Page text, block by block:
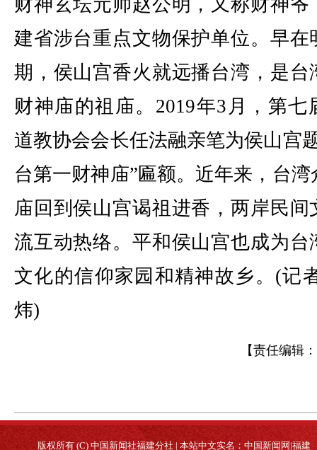
建省涉台重点文物保护单位。早在
期，侯山宫香火就远播台湾，是台
财神庙的祖庙。2019年3月，第七
道教协会会长任法融亲笔为侯山宫
台第一财神庙”匾额。近年来，台湾
庙回到侯山宫谒祖进香，两岸民间
流互动热络。平和侯山宫也成为台
文化的信仰家园和精神故乡。(记
炜)
【责任编辑：
版权所有 (C) 中国新闻社福建分社 | 本站中文实名：中国新闻网|福建